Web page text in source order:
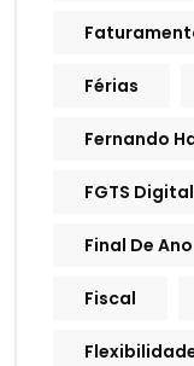
Férias
Fernando
FGTS Digital
Final De Ano
Fiscal